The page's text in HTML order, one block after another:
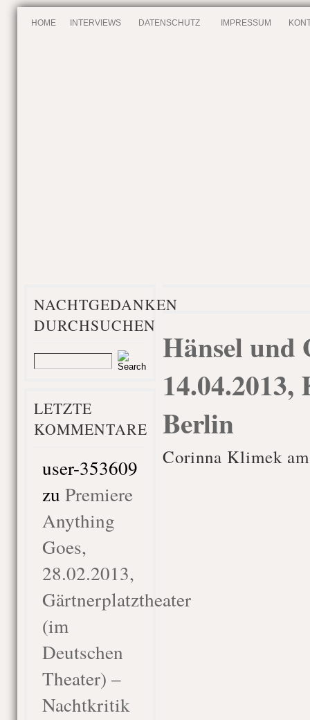
HOME INTERVIEWS DATENSCHUTZ IMPRESSUM
NACHTGEDANKEN
DURCHSUCHEN
LETZTE
KOMMENTARE
user-353609
zu Premiere
Anything
Goes,
28.02.2013,
Gärtnerplatztheater
(im
Deutschen
Theater) –
Nachtkritik
Hänsel und
14.04.2013,
Berlin
Corinna Klimek